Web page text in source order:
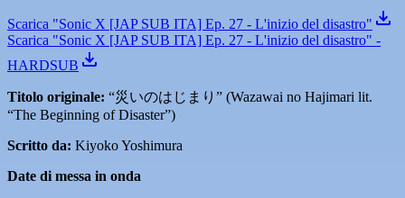
Scarica "Sonic X [JAP SUB ITA] Ep. 27 - L'inizio del disastro"
Scarica "Sonic X [JAP SUB ITA] Ep. 27 - L'inizio del disastro" -
HARDSUB
Titolo originale: “災いのはじまり” (Wazawai no Hajimari lit.
“The Beginning of Disaster”)
Scritto da: Kiyoko Yoshimura
Date di messa in onda